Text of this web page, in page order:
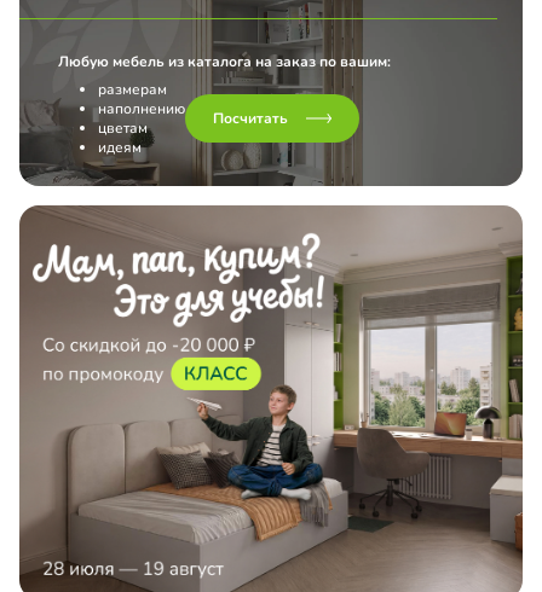
Любую мебель из каталога на заказ по вашим:
размерам
наполнению
цветам
идеям
Посчитать